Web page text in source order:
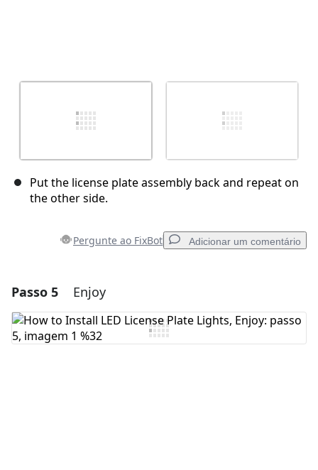
Put the license plate assembly back and repeat on
the other side.
Pergunte ao FixBot Adicionar um comentário
Comentar
Passo 5 Enjoy